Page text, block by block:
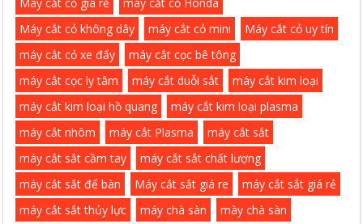
Máy cắt cỏ không dây
máy cắt cỏ mini
Máy cắt cỏ uy tín
máy cắt cỏ xe đẩy
máy cắt cọc bê tông
máy cắt cọc ly tâm
máy cắt duỗi sắt
máy cắt kim loại
máy cắt kim loại hồ quang
máy cắt kim loại plasma
máy cắt nhôm
máy cắt Plasma
máy cắt sắt
máy cắt sắt cầm tay
máy cắt sắt chất lượng
máy cắt sắt để bàn
Máy cắt sắt giá re
máy cắt sắt giá rẻ
máy cắt sắt thủy lực
máy chà sàn
mày chà sàn